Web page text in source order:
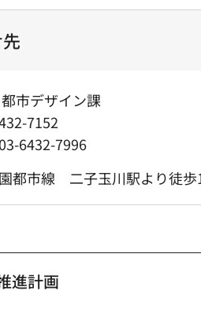
市デザイン課
7152
6432-7996
都市線 二子玉川駅より徒
進計画